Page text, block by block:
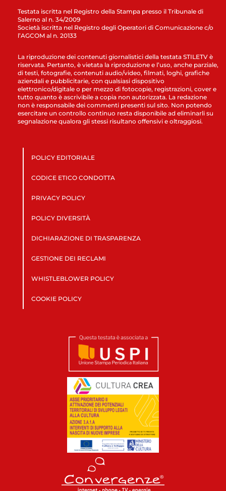
Testata iscritta nel Registro della Stampa presso il Tribunale di
Salerno al n. 34/2009
Società iscritta nel Registro degli Operatori di Comunicazione c/o
l’AGCOM al n. 20133
La riproduzione dei contenuti giornalistici della testata STILETV è
riservata. Pertanto, è vietata la riproduzione e l’uso, anche parziale,
di testi, fotografie, contenuti audio/video, filmati, loghi, grafiche
aziendali e pubblicitarie, con qualsiasi dispositivo
elettronico/digitale o per mezzo di fotocopie, registrazioni, cover e
tutto quanto è ascrivibile a copia non autorizzata. La redazione
non è responsabile dei commenti presenti sul sito. Non potendo
esercitare un controllo continuo resta disponibile ad eliminarli su
segnalazione qualora gli stessi risultano offensivi e oltraggiosi.
POLICY EDITORIALE
CODICE ETICO CONDOTTA
PRIVACY POLICY
POLICY DIVERSITÀ
DICHIARAZIONE DI TRASPARENZA
GESTIONE DEI RECLAMI
WHISTLEBLOWER POLICY
COOKIE POLICY